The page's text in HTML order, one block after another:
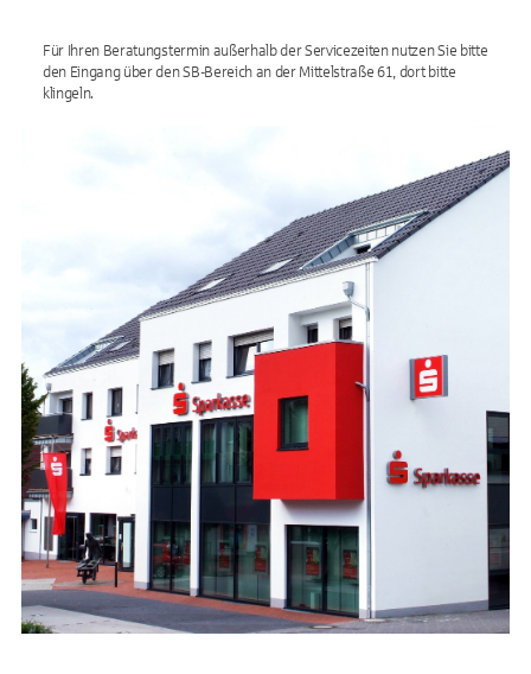
Für Ihren Beratungstermin außerhalb der Servicezeiten nutzen Sie bitte
den Eingang über den SB-Bereich an der Mittelstraße 61, dort bitte
klingeln.